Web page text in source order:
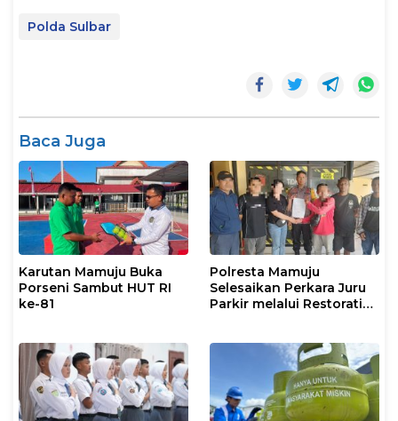
Polda Sulbar
Baca Juga
Karutan Mamuju Buka
Porseni Sambut HUT RI
ke-81
Polresta Mamuju
Selesaikan Perkara Juru
Parkir melalui Restorative